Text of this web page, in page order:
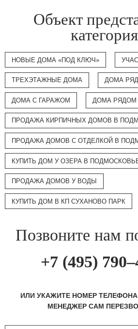
Объект
НОВЫЕ ДОМА «ПОД КЛЮЧ»
ТРЕХЭТАЖНЫЕ ДОМА ДОМА
ДОМА С ГАРАЖОМ ДОМА РЯДОМ
ПРОДАЖА КИРПИЧНЫХ ДОМОВ В
ПРОДАЖА ДОМОВ С ОТДЕЛКОЙ В
КУПИТЬ ДОМ У ОЗЕРА В
ПРОДАЖА ДОМОВ У ВОДЫ
КУПИТЬ ДОМ В КП СУХАНОВО ПАРК
Позвоните нам
+7 (495)
ИЛИ УКАЖИТЕ НОМЕР
МЕНЕДЖЕР САМ